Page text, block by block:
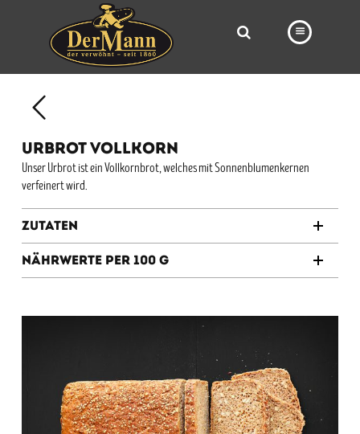
BÄCKEREI
NEWS
VIDEOS
URBROT VOLLKORN
Unser Urbrot ist ein Vollkornbrot, welches mit Sonnenblumenkernen
verfeinert wird.
Zutaten
Nährwerte per 100 g